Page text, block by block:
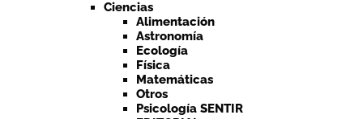
Ciencias
Alimentación
Astronomía
Ecología
Física
Matemáticas
Otros
Psicología SENTIR